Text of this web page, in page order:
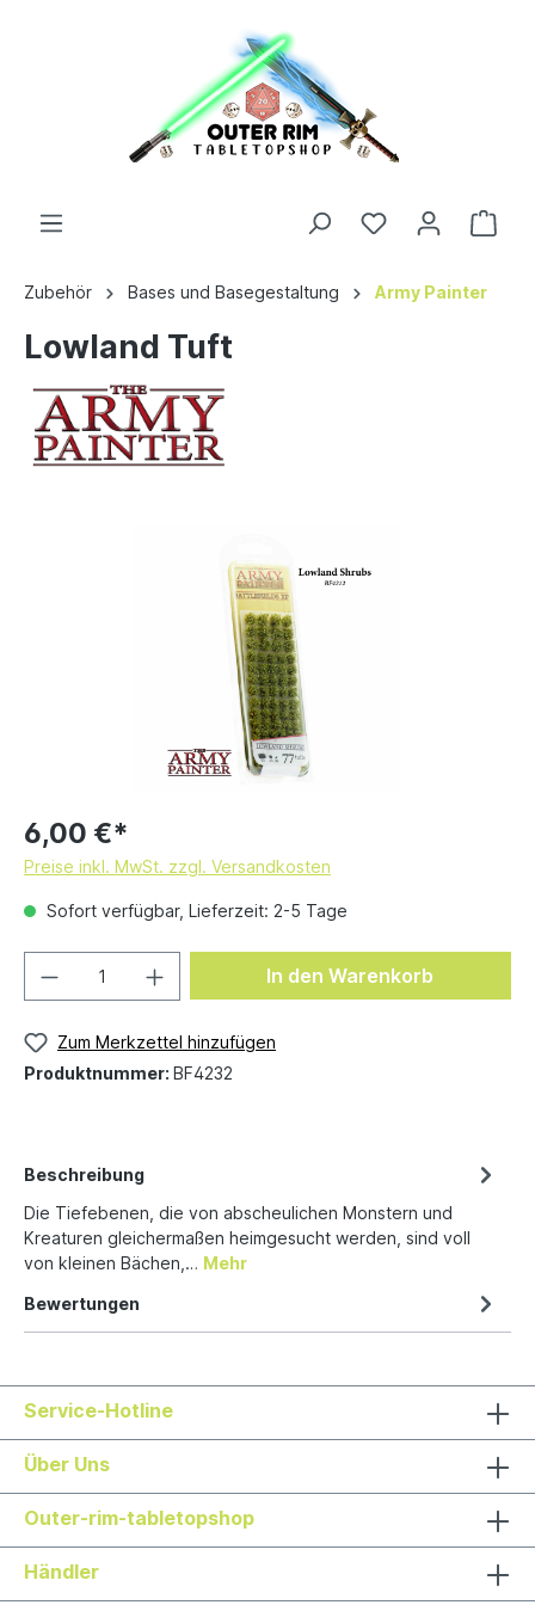
Zubehör Bases und Basegestaltung Army Painter
Lowland Tuft
6,00 €*
Preise inkl. MwSt. zzgl. Versandkosten
Sofort verfügbar, Lieferzeit: 2-5 Tage
In den Warenkorb
Zum Merkzettel hinzufügen
Produktnummer: BF4232
Beschreibung
Die Tiefebenen, die von abscheulichen Monstern und
Kreaturen gleichermaßen heimgesucht werden, sind voll
von kleinen Bächen,… Mehr
Bewertungen
Service-Hotline
Über Uns
Outer-rim-tabletopshop
Händler